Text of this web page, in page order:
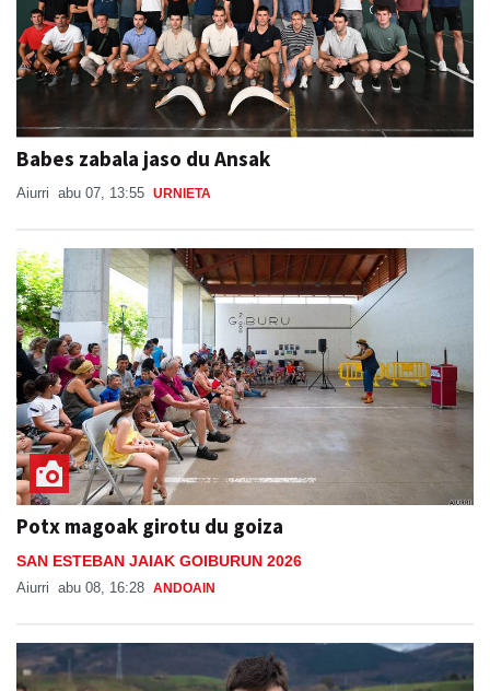
Babes zabala jaso du Ansak
Aiurri abu 07, 13:55 URNIETA
Potx magoak girotu du goiza
SAN ESTEBAN JAIAK GOIBURUN 2026
Aiurri abu 08, 16:28 ANDOAIN